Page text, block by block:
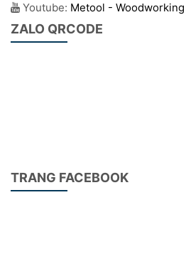
Youtube: Metool -
ZALO QRCODE
TRANG FACEBOOK